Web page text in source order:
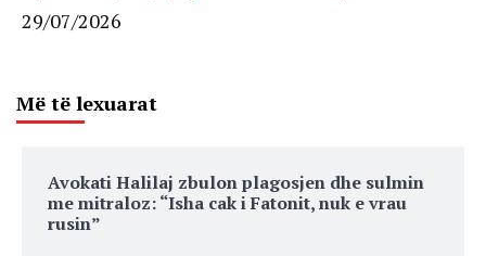
29/07/2026
Më të lexuarat
Avokati Halilaj zbulon plagosjen dhe sulmin
me mitraloz: “Isha cak i Fatonit, nuk e vrau
rusin”